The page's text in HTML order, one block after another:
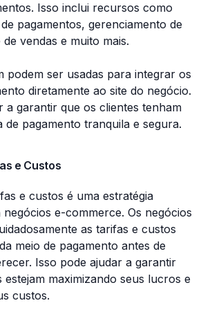
Isso inclui recursos como
pagamentos, gerenciamento de
vendas e muito mais.
podem ser usadas para integrar os
diretamente ao site do negócio.
a garantir que os clientes tenham
de pagamento tranquila e segura.
e Custos
e custos é uma estratégia
e-commerce. Os negócios
as tarifas e custos
meio de pagamento antes de
Isso pode ajudar a garantir
estejam maximizando seus lucros e
custos.